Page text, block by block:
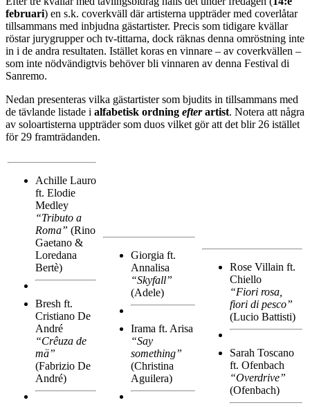
februari) en s.k. coverkväll där artisterna uppträder med coverlåtar
tillsammans med inbjudna gästartister. Precis som tidigare kvällar
röstar jurygrupper och tv-tittarna, dock räknas denna omröstning inte
in i de andra resultaten. Istället koras en vinnare – av coverkvällen –
som inte nödvändigtvis behöver bli vinnaren av denna Festival di
Sanremo.
Nedan presenteras vilka gästartister som bjudits in tillsammans med
de tävlande listade i alfabetisk ordning efterartist. Notera att några
av soloartisterna uppträder som duos vilket gör att det blir 26 istället
för 29 framträdanden.
Achille Lauro
ft. Elodie
Medley
“Tributo a
Roma” (Rino
Gaetano &
Loredana
Bertè)
Bresh ft.
Cristiano De
André
“Crêuza de
mä”
(Fabrizio De
André)
Giorgia ft.
Annalisa
“Skyfall”
(Adele)
Irama ft. Arisa
“Say
something”
(Christina
Aguilera)
Rose Villain ft.
Chiello
“Fiori rosa,
fiori di pesco”
(Lucio Battisti)
Sarah Toscano
ft. Ofenbach
“Overdrive”
(Ofenbach)